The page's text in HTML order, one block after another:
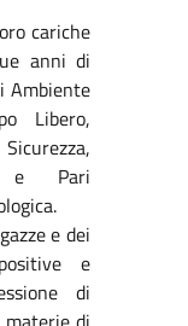
cariche
anni di
Ambiente
Libero,
e Pari
e dei
e
di